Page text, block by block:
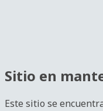
Sitio en
Este sitio se